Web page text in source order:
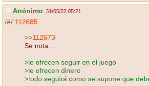
Anónimo 31/05/22 05:21
/#/ 112685
>>112673
Se nota...
>le ofrecen seguir en el juego
>le ofrecen dinero
>todo seguirá como se supone que